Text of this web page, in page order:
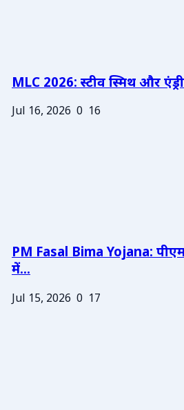
MLC 2026: स्टीव स्मिथ और
Jul 16, 2026 0 16
PM Fasal Bima Yojana:
में...
Jul 15, 2026 0 17